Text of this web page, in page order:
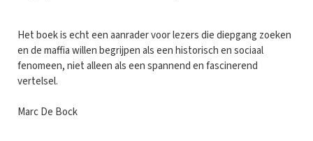
Het boek is echt een aanrader voor lezers die diepgang zoeken
en de maffia willen begrijpen als een historisch en sociaal
fenomeen, niet alleen als een spannend en fascinerend
vertelsel.
Marc De Bock